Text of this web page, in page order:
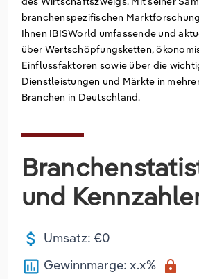
branchenspezifischen
Ihnen IBISWorld umfassende und
über Wertschöpfungsketten,
Einflussfaktoren sowie über die
Dienstleistungen und Märkte in
Branchen in Deutschland.
und
attach_money Umsatz: €0
poll Gewinnmarge: x.x% lock
Groß- und Einzelhandel
Information und Kommunikation
Freiberufliche, wissenschaftliche und
technische Dienstleistungen
Deutschland
Italien
Irland
Spanien
Vereinigtes Königreich
Marketing
Private Equity
Sales Vertrieb
Bibliotheken